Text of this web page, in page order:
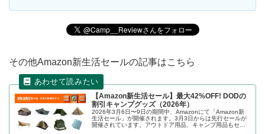
その他Amazon新生活セールの記事はこちら
【Amazon新生活セール】最大42%OFF! DODの
割引キャンプグッズ（2026年）
2026年3月6日〜9日の期間中、Amazonにて「Amazon新
生活セール」が開催されます。3月3日からは先行セールが
開催されています。アウトドア用品、キャンプ用品もセー